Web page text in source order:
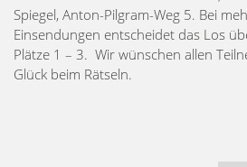
Spiegel, Anton-Pilgram-Weg 5. Bei
Einsendungen entscheidet das Los
Plätze 1 – 3. Wir wünschen allen
Glück beim Rätseln.